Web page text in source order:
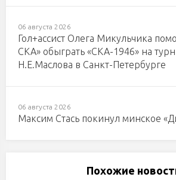
06 августа 2026
Гол+ассист Олега Микульчика
СКА» обыграть «СКА-1946» на
Н.Е.Маслова в Санкт-Петербурге
06 августа 2026
Максим Стась покинул минское
Похожие